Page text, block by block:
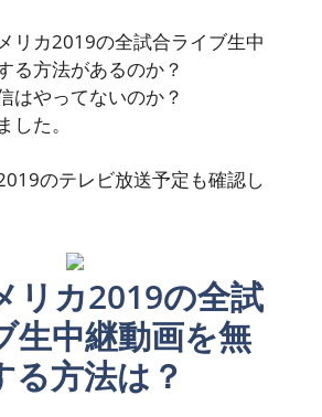
リカ2019の全試合ライブ生中
る方法があるのか？
はやってないのか？
した。
のテレビ放送予定も確認し
リカ2019の全試
生中継動画を無
る方法は？